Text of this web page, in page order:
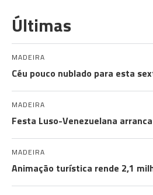
Últimas
MADEIRA
Céu pouco nublado para esta
MADEIRA
Festa Luso-Venezuelana
MADEIRA
Animação turística rende 2,1